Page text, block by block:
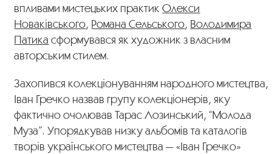
впливами мистецьких практикОлекси
Новаківського, Романа Сельського, Володимира
Патика сформувався як художник з власним
авторським стилем.
Захопився колекціонуванням народного мистецтва,
Іван Гречко назвав групу колекціонерів, яку
фактично очолював Тарас Лозинський, “Молода
Муза”. Упорядкував низку альбомів та каталогів
творів українського мистецтва — «Іван Гречко»